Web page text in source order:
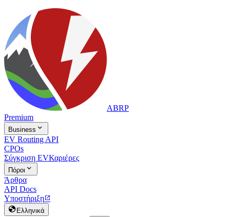
ABRP
Premium
Business 
EV Routing API
CPOs
Σύγκριση EVΚαριέρες
Πόροι 
Άρθρα
API Docs
Υποστήριξη
 Ελληνικά